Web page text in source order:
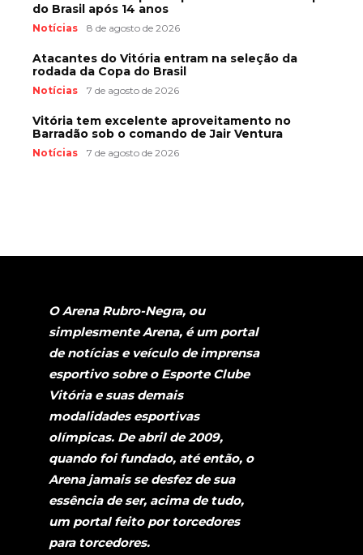
do Brasil após 14 anos
Notícias 8 de agosto de 2026
Atacantes do Vitória entram na seleção da
rodada da Copa do Brasil
Notícias 7 de agosto de 2026
Vitória tem excelente aproveitamento no
Barradão sob o comando de Jair Ventura
Notícias 7 de agosto de 2026
O Arena Rubro-Negra, ou
simplesmente Arena, é um portal
de notícias e veículo de imprensa
esportivo sobre o Esporte Clube
Vitória e suas demais
modalidades esportivas
olímpicas. De abril de 2009,
quando foi fundado, até então, o
Arena jamais se desfez de sua
essência de ser, acima de tudo,
um portal feito por torcedores
para torcedores.